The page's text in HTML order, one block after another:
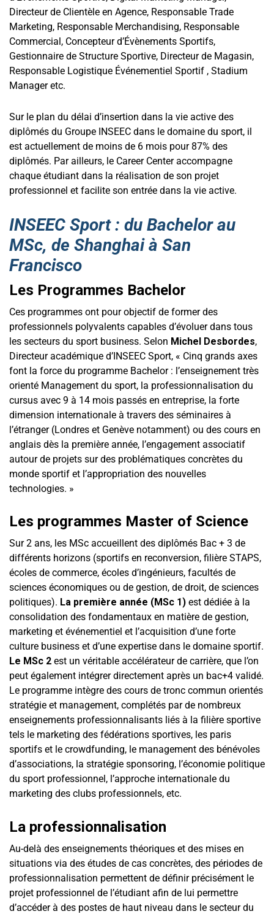
Directeur de Clientèle en Agence, Responsable Trade
Marketing, Responsable Merchandising, Responsable
Commercial, Concepteur d’Évènements Sportifs,
Gestionnaire de Structure Sportive, Directeur de Magasin,
Responsable Logistique Événementiel Sportif , Stadium
Manager etc.
Sur le plan du délai d’insertion dans la vie active des
diplômés du Groupe INSEEC dans le domaine du sport, il
est actuellement de moins de 6 mois pour 87% des
diplômés. Par ailleurs, le Career Center accompagne
chaque étudiant dans la réalisation de son projet
professionnel et facilite son entrée dans la vie active.
INSEEC Sport : du Bachelor au
MSc, de Shanghai à San
Francisco
Les Programmes Bachelor
Ces programmes ont pour objectif de former des
professionnels polyvalents capables d’évoluer dans tous
les secteurs du sport business. Selon Michel Desbordes,
Directeur académique d’INSEEC Sport, « Cinq grands axes
font la force du programme Bachelor : l’enseignement très
orienté Management du sport, la professionnalisation du
cursus avec 9 à 14 mois passés en entreprise, la forte
dimension internationale à travers des séminaires à
l’étranger (Londres et Genève notamment) ou des cours en
anglais dès la première année, l’engagement associatif
autour de projets sur des problématiques concrètes du
monde sportif et l’appropriation des nouvelles
technologies. »
Les programmes Master of Science
Sur 2 ans, les MSc accueillent des diplômés Bac + 3 de
différents horizons (sportifs en reconversion, filière STAPS,
écoles de commerce, écoles d’ingénieurs, facultés de
sciences économiques ou de gestion, de droit, de sciences
politiques). La première année (MSc 1) est dédiée à la
consolidation des fondamentaux en matière de gestion,
marketing et événementiel et l’acquisition d’une forte
culture business et d’une expertise dans le domaine sportif.
Le MSc 2 est un véritable accélérateur de carrière, que l’on
peut également intégrer directement après un bac+4 validé.
Le programme intègre des cours de tronc commun orientés
stratégie et management, complétés par de nombreux
enseignements professionnalisants liés à la filière sportive
tels le marketing des fédérations sportives, les paris
sportifs et le crowdfunding, le management des bénévoles
d’associations, la stratégie sponsoring, l’économie politique
du sport professionnel, l’approche internationale du
marketing des clubs professionnels, etc.
La professionnalisation
Au-delà des enseignements théoriques et des mises en
situations via des études de cas concrètes, des périodes de
professionnalisation permettent de définir précisément le
projet professionnel de l’étudiant afin de lui permettre
d’accéder à des postes de haut niveau dans le secteur du